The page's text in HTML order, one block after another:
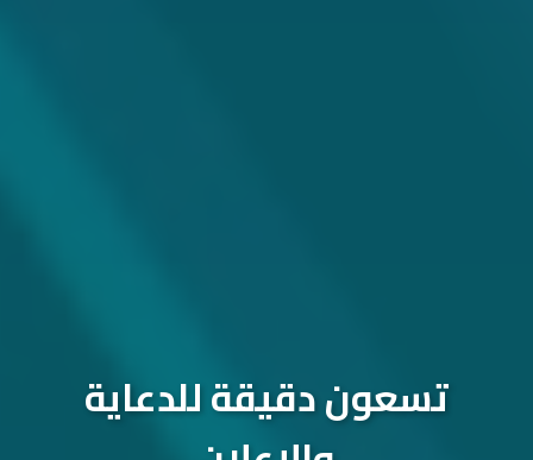
تسعون دقيقة للدعاية